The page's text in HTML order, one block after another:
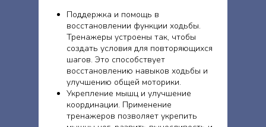
Поддержка и помощь в
восстановлении функции ходьбы.
Тренажеры устроены так, чтобы
создать условия для повторяющихся
шагов. Это способствует
восстановлению навыков ходьбы и
улучшению общей моторики.
Укрепление мышц и улучшение
координации. Применение
тренажеров позволяет укрепить